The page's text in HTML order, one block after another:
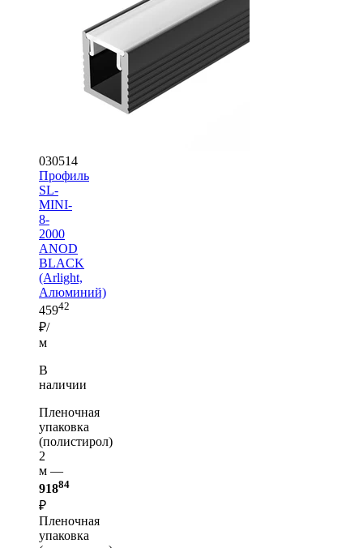
030514
Профиль
SL-
MINI-
8-
2000
ANOD
BLACK
(Arlight,
Алюминий)
45942
₽/
м
В
наличии
Пленочная
упаковка
(полистирол)
2
м —
91884
₽
Пленочная
упаковка